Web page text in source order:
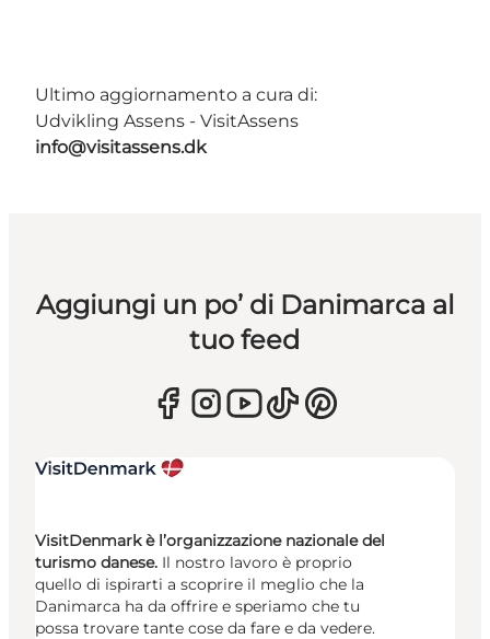
Ultimo aggiornamento a cura di:
Udvikling Assens - VisitAssens
info@visitassens.dk
Aggiungi un po’ di Danimarca al
tuo feed
VisitDenmark è l’organizzazione nazionale del
turismo danese. Il nostro lavoro è proprio
quello di ispirarti a scoprire il meglio che la
Danimarca ha da offrire e speriamo che tu
possa trovare tante cose da fare e da vedere.